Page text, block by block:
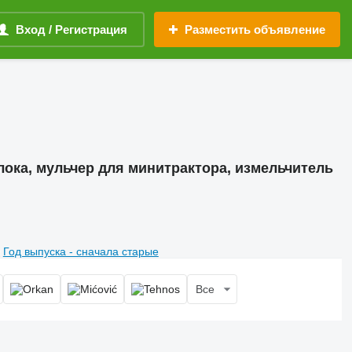
Вход / Регистрация Разместить объявление
мульчер для минитрактора, измельчитель
Год выпуска - сначала старые
Все